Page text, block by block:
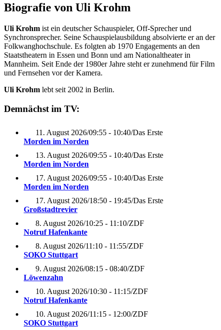
Biografie von Uli Krohm
Uli Krohm ist ein deutscher Schauspieler, Off-Sprecher und
Synchronsprecher. Seine Schauspielausbildung absolvierte er an der
Folkwanghochschule. Es folgten ab 1970 Engagements an den
Staatstheatern in Essen und Bonn und am Nationaltheater in
Mannheim. Seit Ende der 1980er Jahre steht er zunehmend für Film
und Fernsehen vor der Kamera.
Uli Krohm lebt seit 2002 in Berlin.
Demnächst im TV:
11. August 2026/09:55 - 10:40/Das Erste
Morden im Norden
13. August 2026/09:55 - 10:40/Das Erste
Morden im Norden
17. August 2026/09:55 - 10:40/Das Erste
Morden im Norden
17. August 2026/18:50 - 19:45/Das Erste
Großstadtrevier
8. August 2026/10:25 - 11:10/ZDF
Notruf Hafenkante
8. August 2026/11:10 - 11:55/ZDF
SOKO Stuttgart
9. August 2026/08:15 - 08:40/ZDF
Löwenzahn
10. August 2026/10:30 - 11:15/ZDF
Notruf Hafenkante
10. August 2026/11:15 - 12:00/ZDF
SOKO Stuttgart